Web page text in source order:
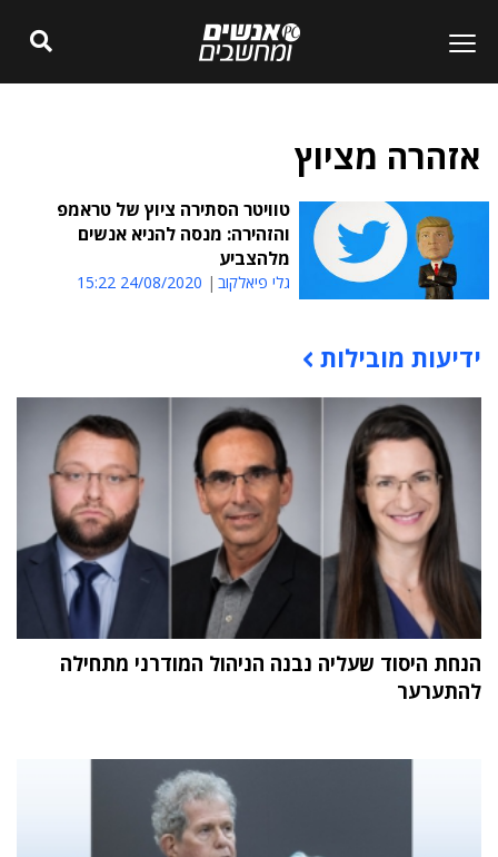
אזהרה מציוץ
טוויטר הסתירה ציוץ של טראמפ
והזהירה: מנסה להניא אנשים
מלהצביע
גלי פיאלקוב 24/08/2020 15:22
תוכן פרסומי
ידיעות מובילות
הנחת היסוד שעליה נבנה הניהול המודרני מתחילה
להתערער